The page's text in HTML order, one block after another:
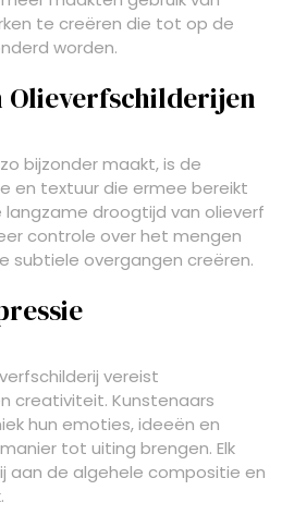
te creëren die tot op de
worden.
Olieverfschilderijen
bijzonder maakt, is de
en textuur die ermee bereikt
langzame droogtijd van olieverf
controle over het mengen
subtiele overgangen creëren.
vereist
creativiteit. Kunstenaars
hun emoties, ideeën en
tot uiting brengen. Elk
aan de algehele compositie en